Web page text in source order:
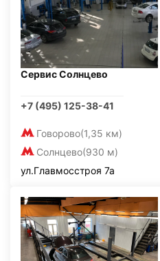
Сервис Солнцево
+7 (495) 125-38-41
Говорово(1,35 км)
Солнцево(930 м)
ул.Главмосстроя 7а